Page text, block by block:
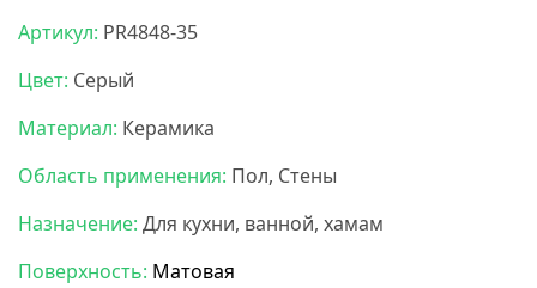
Артикул: PR4848-35
Цвет: Серый
Материал: Керамика
Область применения: Пол, Стены
Назначение: Для кухни, ванной, хамам
Поверхность: Матовая